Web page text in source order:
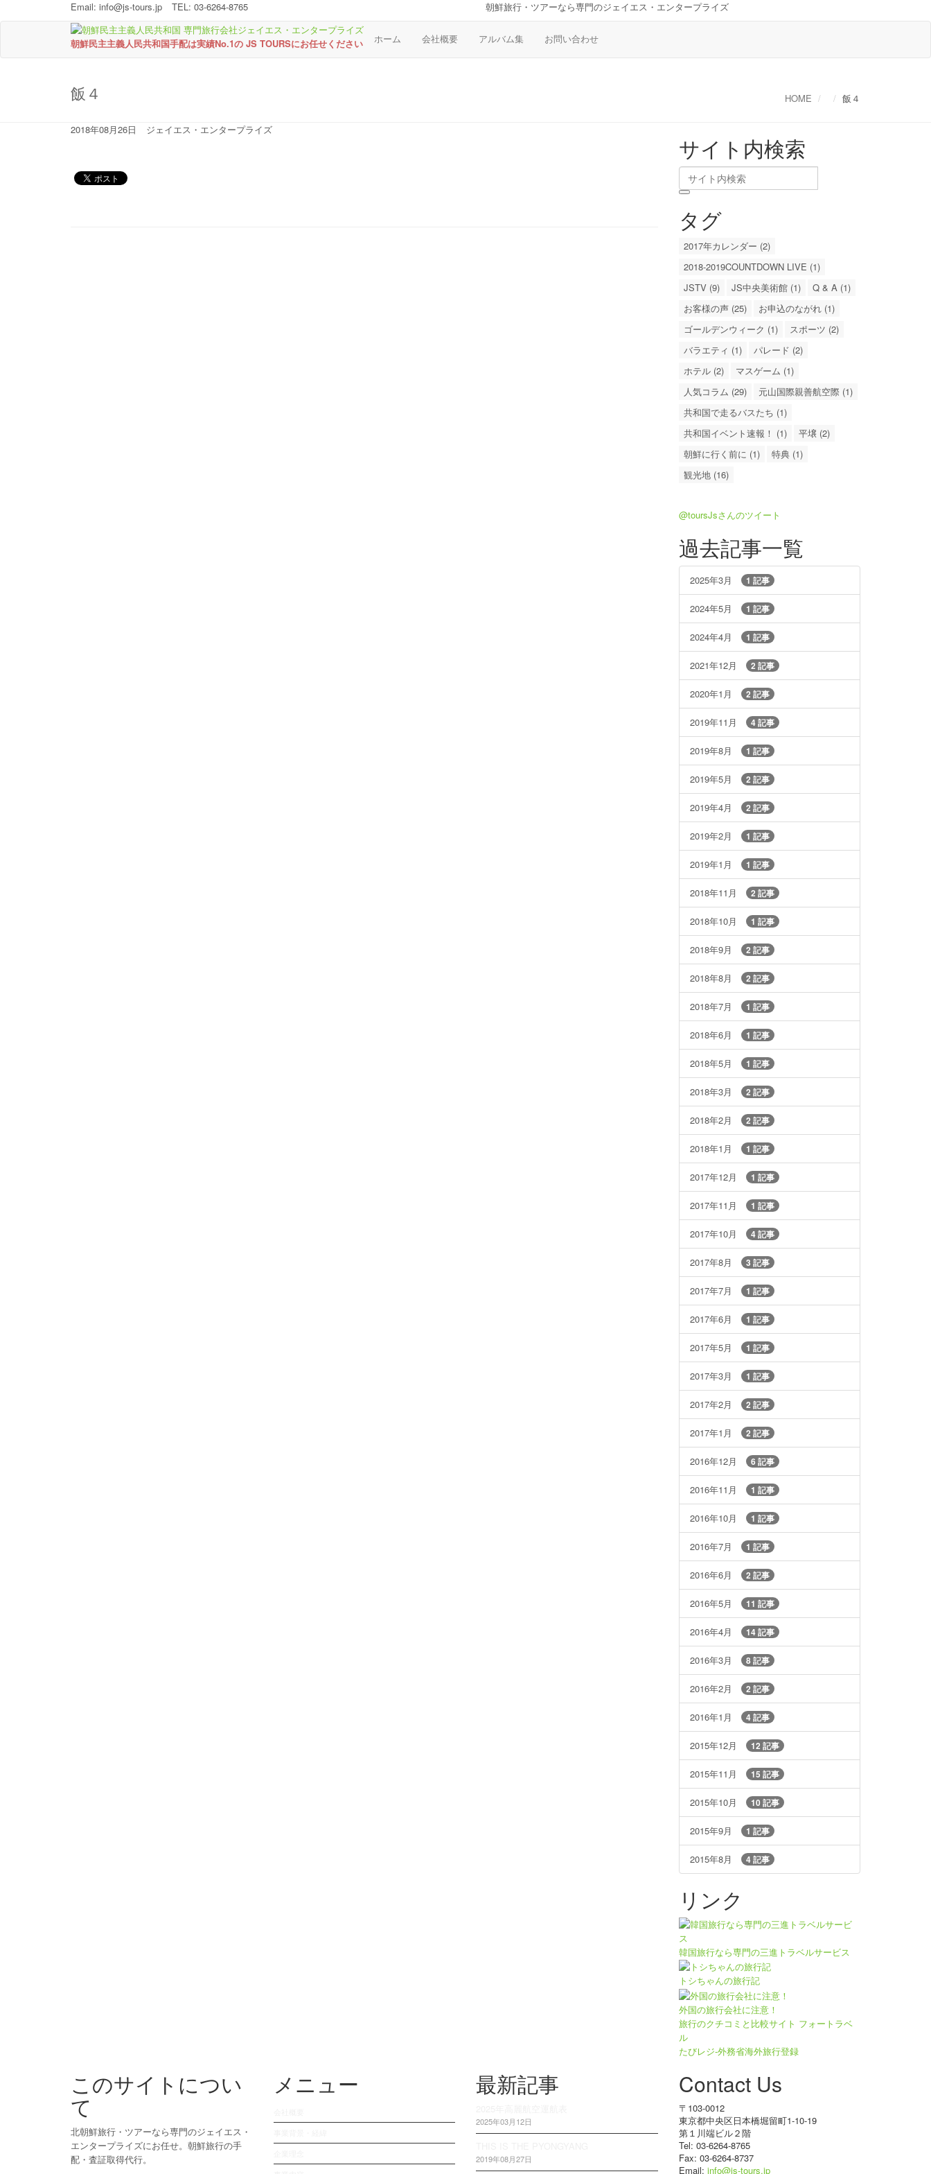
Email: info@js-tours.jp TEL: 03-6264-8765 朝鮮旅行・ツアーなら専門のジェイエス・エンタープライズ
朝鮮民主主義人民共和国手配は実績No.1の JS TOURSにお任せください ホーム 会社概要 アルバム集 お問い合わせ
飯４ HOME 飯４
2018年08月26日 ジェイエス・エンタープライズ
サイト内検索
タグ
2017年カレンダー (2)
2018-2019COUNTDOWN LIVE (1)
JSTV (9)
JS中央美術館 (1)
Q & A (1)
お客様の声 (25)
お申込のながれ (1)
ゴールデンウィーク (1)
スポーツ (2)
バラエティ (1)
パレード (2)
ホテル (2)
マスゲーム (1)
人気コラム (29)
元山国際親善航空際 (1)
共和国で走るバスたち (1)
共和国イベント速報！ (1)
平壌 (2)
朝鮮に行く前に (1)
特典 (1)
観光地 (16)
@toursJsさんのツイート
過去記事一覧
2025年3月 1 記事
2024年5月 1 記事
2024年4月 1 記事
2021年12月 2 記事
2020年1月 2 記事
2019年11月 4 記事
2019年8月 1 記事
2019年5月 2 記事
2019年4月 2 記事
2019年2月 1 記事
2019年1月 1 記事
2018年11月 2 記事
2018年10月 1 記事
2018年9月 2 記事
2018年8月 2 記事
2018年7月 1 記事
2018年6月 1 記事
2018年5月 1 記事
2018年3月 2 記事
2018年2月 2 記事
2018年1月 1 記事
2017年12月 1 記事
2017年11月 1 記事
2017年10月 4 記事
2017年8月 3 記事
2017年7月 1 記事
2017年6月 1 記事
2017年5月 1 記事
2017年3月 1 記事
2017年2月 2 記事
2017年1月 2 記事
2016年12月 6 記事
2016年11月 1 記事
2016年10月 1 記事
2016年7月 1 記事
2016年6月 2 記事
2016年5月 11 記事
2016年4月 14 記事
2016年3月 8 記事
2016年2月 2 記事
2016年1月 4 記事
2015年12月 12 記事
2015年11月 15 記事
2015年10月 10 記事
2015年9月 1 記事
2015年8月 4 記事
リンク
韓国旅行なら専門の三進トラベルサービス
トシちゃんの旅行記
外国の旅行会社に注意！
旅行のクチコミと比較サイト フォートラベ
ル
たびレジ-外務省海外旅行登録
このサイトについ
て
北朝鮮旅行・ツアーなら専門のジェイエス・
エンタープライズにお任せ。朝鮮旅行の手
配・査証取得代行。
メニュー 最新記事
2025年03月12日
2019年08月27日
Contact Us
〒103-0012
東京都中央区日本橋堀留町1-10-19
第１川端ビル２階
Tel: 03-6264-8765
Fax: 03-6264-8737
Email: info@js-tours.jp